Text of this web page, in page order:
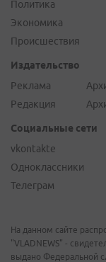
Политика
Экономика
Происшествия
Издательство
Реклама
Редакция
Социальные сети
vkontakte
Одноклассники
Телеграм
На данном сайте
"VLADNEWS" -
выдано Федеральной